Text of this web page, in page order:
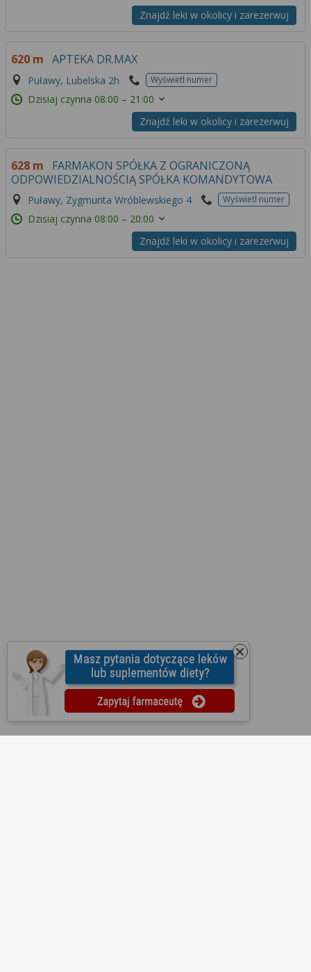
Znajdź leki w okolicy i zarezerwuj
620 m APTEKA DR.MAX
Puławy, Lubelska 2h Wyświetl numer
Dzisiaj czynna 08:00 – 21:00
Znajdź leki w okolicy i zarezerwuj
628 m
FARMAKON SPÓŁKA Z OGRANICZONĄ
ODPOWIEDZIALNOŚCIĄ SPÓŁKA KOMANDYTOWA
Puławy, Zygmunta Wróblewskiego 4 Wyświetl numer
Dzisiaj czynna 08:00 – 20:00
Znajdź leki w okolicy i zarezerwuj